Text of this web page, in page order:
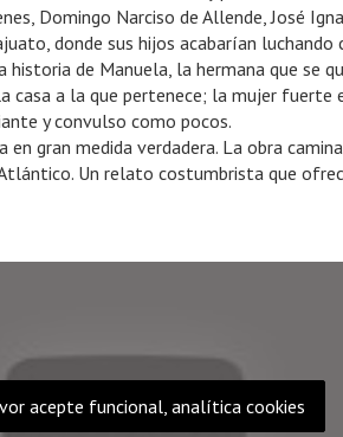
Domingo Narciso de Allende, José
donde sus hijos acabarían
historia de Manuela, la hermana que se
casa a la que pertenece; la mujer fuerte
y convulso como pocos.
gran medida verdadera. La obra
Un relato costumbrista que
acepte funcional, analítica cookies